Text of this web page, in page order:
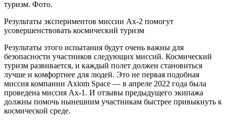
Результаты экспериментов миссии Ax-2 помогут
усовершенствовать космический туризм
Результаты этого испытания будут очень важны для
безопасности участников следующих миссий. Космический
туризм развивается, и каждый полет должен становиться
лучше и комфортнее для людей. Это не первая подобная
миссия компании Axiom Space — в апреле 2022 года была
проведена миссия Ax-1. И отзывы предыдущего экипажа
должны помочь нынешним участникам быстрее привыкнуть к
космической среде.